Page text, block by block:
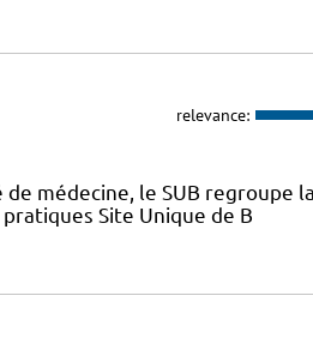
relevance:
médecine, le SUB regroupe
Site Unique de B